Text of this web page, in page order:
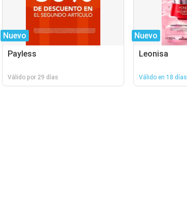
Nuevo
Payless
Válido por 29 días
Nuevo
Leonisa
Válido en 18 días